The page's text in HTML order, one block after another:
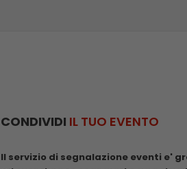
CONDIVIDI IL TUO EVENTO
Il servizio di segnalazione eventi e'